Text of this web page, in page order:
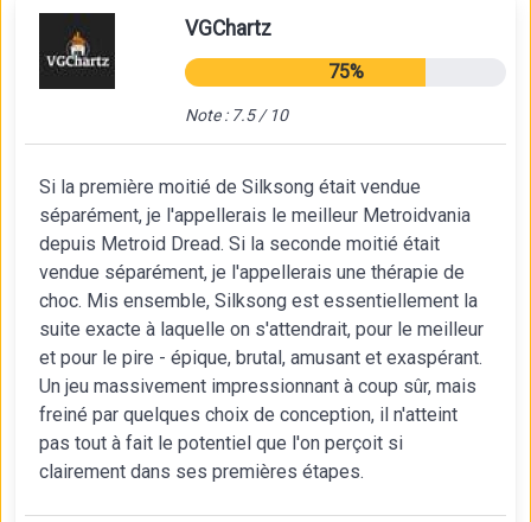
VGChartz
75%
Note : 7.5 / 10
Si la première moitié de Silksong était vendue
séparément, je l'appellerais le meilleur Metroidvania
depuis Metroid Dread. Si la seconde moitié était
vendue séparément, je l'appellerais une thérapie de
choc. Mis ensemble, Silksong est essentiellement la
suite exacte à laquelle on s'attendrait, pour le meilleur
et pour le pire - épique, brutal, amusant et exaspérant.
Un jeu massivement impressionnant à coup sûr, mais
freiné par quelques choix de conception, il n'atteint
pas tout à fait le potentiel que l'on perçoit si
clairement dans ses premières étapes.